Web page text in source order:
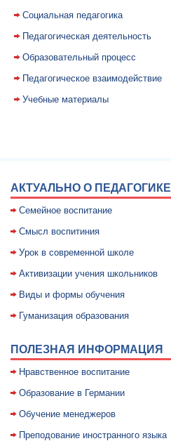
Социальная педагогика
Педагогическая деятельность
Образовательный процесс
Педагогическое взаимодействие
Учебные материалы
АКТУАЛЬНО О ПЕДАГОГИКЕ
Семейное воспитание
Смысл воспитиния
Уpок в совpеменной школе
Активизации учения школьников
Виды и формы обучения
Гуманизация образования
ПОЛЕЗНАЯ ИНФОРМАЦИЯ
Нравственное воспитание
Образование в Германии
Обучение менеджеров
Преподование иностранного языка